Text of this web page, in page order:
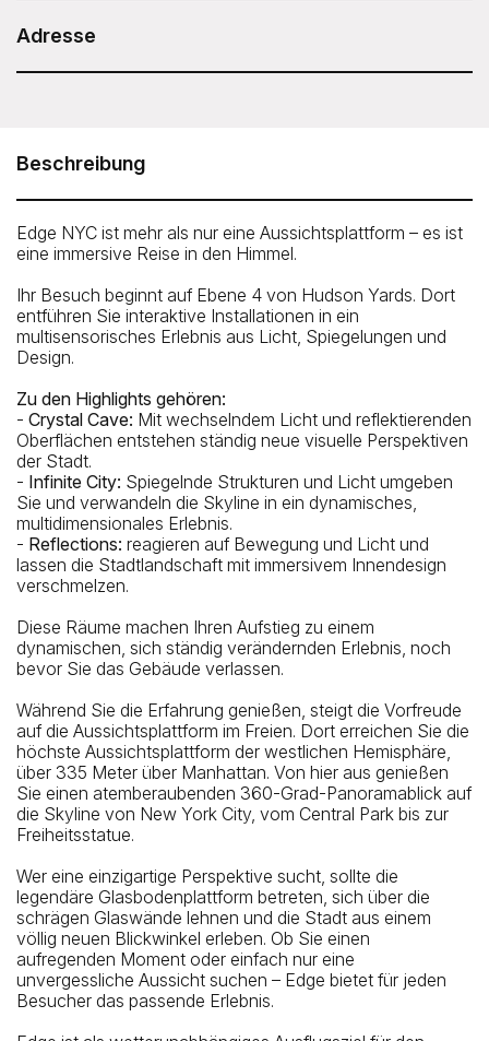
ebenfalls im Pass enthalten.
Einlass um 21:00 Uhr.
Die Öffnungszeiten können sich zeitweise ändern.
Adresse
Nächste U-Bahnstation
34 Street-Hudson Yards Subway Station
Nächste Bushaltestelle
Beschreibung
Edge NYC ist mehr als nur eine Aussichtsplattform – es ist
eine immersive Reise in den Himmel.
Ihr Besuch beginnt auf Ebene 4 von Hudson Yards. Dort
entführen Sie interaktive Installationen in ein
multisensorisches Erlebnis aus Licht, Spiegelungen und
Design.
Zu den Highlights gehören:
- Crystal Cave: Mit wechselndem Licht und reflektierenden
Oberflächen entstehen ständig neue visuelle Perspektiven
der Stadt.
- Infinite City: Spiegelnde Strukturen und Licht umgeben
Sie und verwandeln die Skyline in ein dynamisches,
multidimensionales Erlebnis.
- Reflections: reagieren auf Bewegung und Licht und
lassen die Stadtlandschaft mit immersivem Innendesign
verschmelzen.
Diese Räume machen Ihren Aufstieg zu einem
dynamischen, sich ständig verändernden Erlebnis, noch
bevor Sie das Gebäude verlassen.
Während Sie die Erfahrung genießen, steigt die Vorfreude
auf die Aussichtsplattform im Freien. Dort erreichen Sie die
höchste Aussichtsplattform der westlichen Hemisphäre,
über 335 Meter über Manhattan. Von hier aus genießen
Sie einen atemberaubenden 360-Grad-Panoramablick auf
die Skyline von New York City, vom Central Park bis zur
Freiheitsstatue.
Wer eine einzigartige Perspektive sucht, sollte die
legendäre Glasbodenplattform betreten, sich über die
schrägen Glaswände lehnen und die Stadt aus einem
völlig neuen Blickwinkel erleben. Ob Sie einen
aufregenden Moment oder einfach nur eine
unvergessliche Aussicht suchen – Edge bietet für jeden
Besucher das passende Erlebnis.